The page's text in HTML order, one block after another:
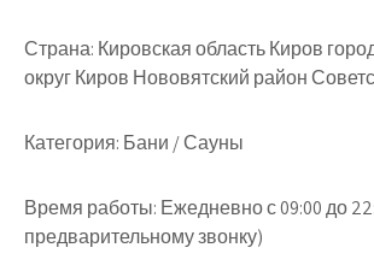
Страна: Кировская область Киров
округ Киров Нововятский район
Категория: Бани / Сауны
Время работы: Ежедневно с 09:00 до
предварительному звонку)